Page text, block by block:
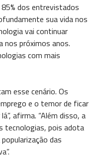
dos entrevistados
sua vida nos
vai continuar
nos próximos anos.
com mais
esse cenário. Os
e o temor de ficar
afirma. “Além disso, a
tecnologias, pois adota
das